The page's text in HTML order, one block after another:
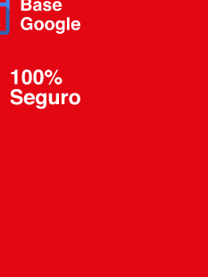
quentes permanecem por
mais tempo aquecidas, devido
dupla é mais resistente à
e alta resistência química.
Características